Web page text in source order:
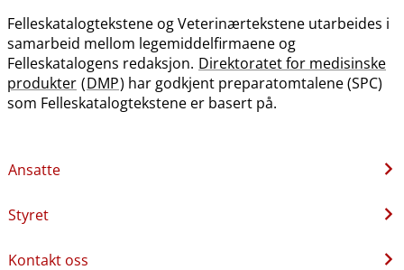
Felleskatalogtekstene og Veterinærtekstene utarbeides i
samarbeid mellom legemiddelfirmaene og
Felleskatalogens redaksjon. Direktoratet for medisinske
produkter (DMP) har godkjent preparatomtalene (SPC)
som Felleskatalogtekstene er basert på.
Ansatte
Styret
Kontakt oss